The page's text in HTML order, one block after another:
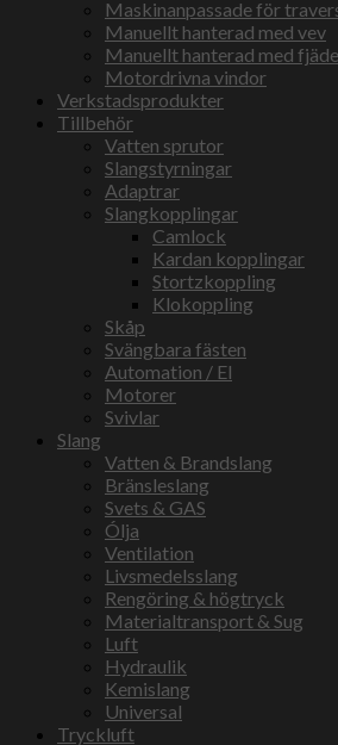
Maskinanpassade för
Manuellt hanterad med vev
Manuellt hanterad med
Motordrivna vindor
Verkstadsprodukter
Tillbehör
Vatten sprutor
Slangstyrningar
Adaptrar
Slangkopplingar
Camlock
Kardan kopplingar
Stortzkoppling
Klokoppling
Skåp
Svängbara fästen
Automation / El
Motorer
Svivlar
Slang
Vatten & Brandslang
Bränsleslang
Svets & GAS
Ólja
Ventilation
Livsmedelsslang
Rengöring & högtryck
Materialtransport & Sug
Luft
Hydraulik
Kemislang
Universal
Tryckluft